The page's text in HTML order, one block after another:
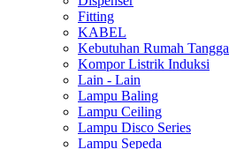
Fitting
KABEL
Kebutuhan Rumah Tangga
Kompor Listrik Induksi
Lain - Lain
Lampu Baling
Lampu Ceiling
Lampu Disco Series
Lampu Sepeda